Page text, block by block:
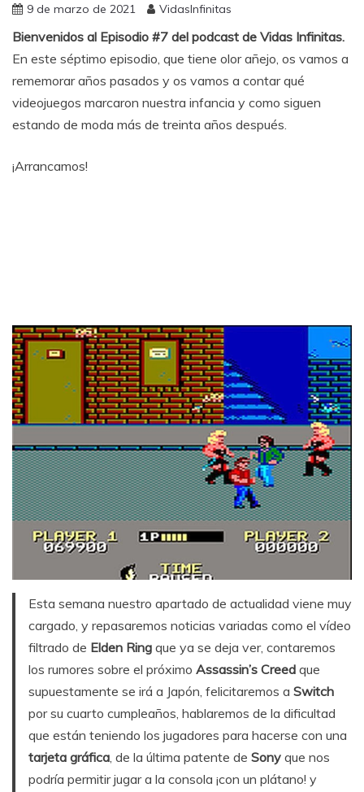
9 de marzo de 2021 VidasInfinitas
Bienvenidos al Episodio #7 del podcast de Vidas Infinitas.
En este séptimo episodio, que tiene olor añejo, os vamos a
rememorar años pasados y os vamos a contar qué
videojuegos marcaron nuestra infancia y como siguen
estando de moda más de treinta años después.
¡Arrancamos!
Esta semana nuestro apartado de actualidad viene muy
cargado, y repasaremos noticias variadas como el vídeo
filtrado de Elden Ring que ya se deja ver, contaremos
los rumores sobre el próximo Assassin’s Creed que
supuestamente se irá a Japón, felicitaremos a Switch
por su cuarto cumpleaños, hablaremos de la dificultad
que están teniendo los jugadores para hacerse con una
tarjeta gráfica, de la última patente de Sony que nos
podría permitir jugar a la consola ¡con un plátano! y